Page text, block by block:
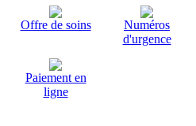
Offre de soins
Numéros
d'urgence
Paiement en
ligne